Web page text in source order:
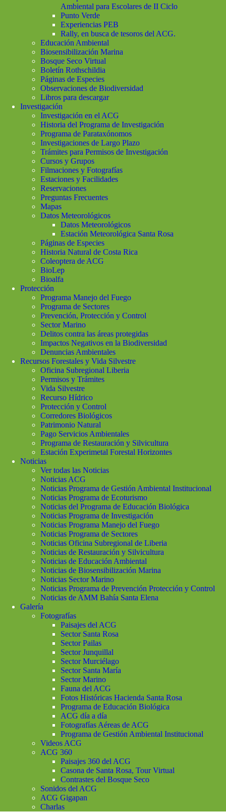
Ambiental para Escolares de II Ciclo
Punto Verde
Experiencias PEB
Rally, en busca de tesoros del ACG.
Educación Ambiental
Biosensibilización Marina
Bosque Seco Virtual
Boletín Rothschildia
Páginas de Especies
Observaciones de Biodiversidad
Libros para descargar
Investigación
Investigación en el ACG
Historia del Programa de Investigación
Programa de Parataxónomos
Investigaciones de Largo Plazo
Trámites para Permisos de Investigación
Cursos y Grupos
Filmaciones y Fotografías
Estaciones y Facilidades
Reservaciones
Preguntas Frecuentes
Mapas
Datos Meteorológicos
Datos Meteorológicos
Estación Meteorológica Santa Rosa
Páginas de Especies
Historia Natural de Costa Rica
Coleoptera de ACG
BioLep
Bioalfa
Protección
Programa Manejo del Fuego
Programa de Sectores
Prevención, Protección y Control
Sector Marino
Delitos contra las áreas protegidas
Impactos Negativos en la Biodiversidad
Denuncias Ambientales
Recursos Forestales y Vida Silvestre
Oficina Subregional Liberia
Permisos y Trámites
Vida Silvestre
Recurso Hídrico
Protección y Control
Corredores Biológicos
Patrimonio Natural
Pago Servicios Ambientales
Programa de Restauración y Silvicultura
Estación Experimetal Forestal Horizontes
Noticias
Ver todas las Noticias
Noticias ACG
Noticias Programa de Gestión Ambiental Institucional
Noticias Programa de Ecoturismo
Noticias del Programa de Educación Biológica
Noticias Programa de Investigación
Noticias Programa Manejo del Fuego
Noticias Programa de Sectores
Noticias Oficina Subregional de Liberia
Noticias de Restauración y Silvicultura
Noticias de Educación Ambiental
Noticias de Biosensibilización Marina
Noticias Sector Marino
Noticias Programa de Prevención Protección y Control
Noticias de AMM Bahía Santa Elena
Galería
Fotografías
Paisajes del ACG
Sector Santa Rosa
Sector Pailas
Sector Junquillal
Sector Murciélago
Sector Santa María
Sector Marino
Fauna del ACG
Fotos Históricas Hacienda Santa Rosa
Programa de Educación Biológica
ACG día a día
Fotografías Aéreas de ACG
Programa de Gestión Ambiental Institucional
Videos ACG
ACG 360
Paisajes 360 del ACG
Casona de Santa Rosa, Tour Virtual
Contrastes del Bosque Seco
Sonidos del ACG
ACG Gigapan
Charlas